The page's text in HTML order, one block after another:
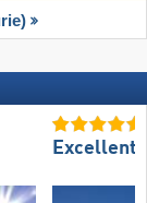
Excellent